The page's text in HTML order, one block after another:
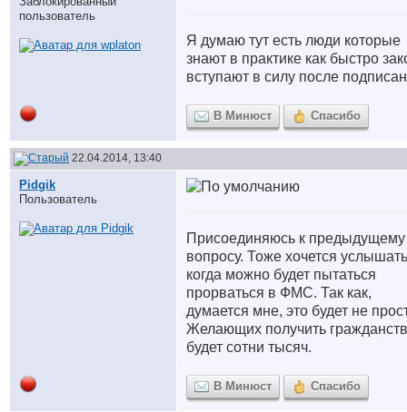
пользователь
Я думаю тут есть люди которые
знают в практике как быстро
вступают в силу после
В Минюст Спасибо
22.04.2014, 13:40
Pidgik
Пользователь
Присоединяюсь к предыдущему
вопросу. Тоже хочется
когда можно будет пытаться
прорваться в ФМС. Так как,
думается мне, это будет не
Желающих получить
будет сотни тысяч.
В Минюст Спасибо